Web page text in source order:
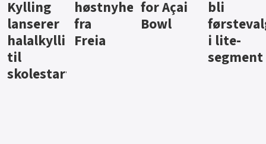
for Açai
Bowl
bli
førstevalg
i lite-
jus fra
Berentsen
iste fra
Hansa